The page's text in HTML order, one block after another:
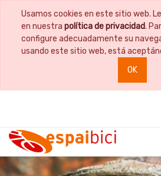
Usamos cookies en este sitio web.
en nuestra política de privacidad.
configure adecuadamente su
usando este sitio web, está
OK
CATEGORY
Portabidones
Bolsas
Comida